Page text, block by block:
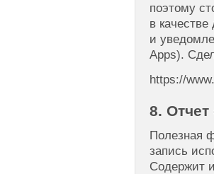
поэтому
в
и
Apps).
https://
8.
Полезная
запись
Содержит